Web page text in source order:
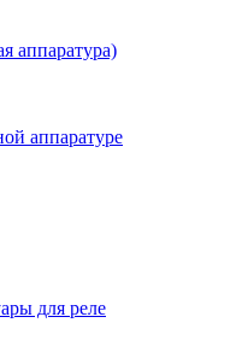
аппаратура)
аппаратуре
для реле